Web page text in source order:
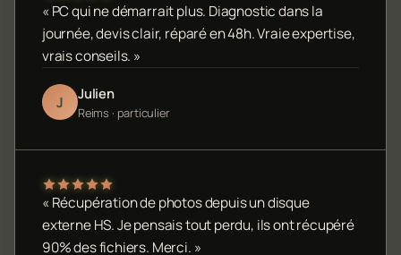
« PC qui ne démarrait plus. Diagnostic dans la
journée, devis clair, réparé en 48h. Vraie expertise,
vrais conseils. »
J Julien
Reims · particulier
« Récupération de photos depuis un disque
externe HS. Je pensais tout perdu, ils ont récupéré
90% des fichiers. Merci. »